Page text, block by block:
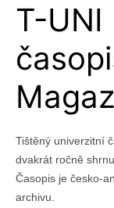
T-UNI
Tištěný univerzitní
dvakrát ročně
Časopis je česko-
archivu.